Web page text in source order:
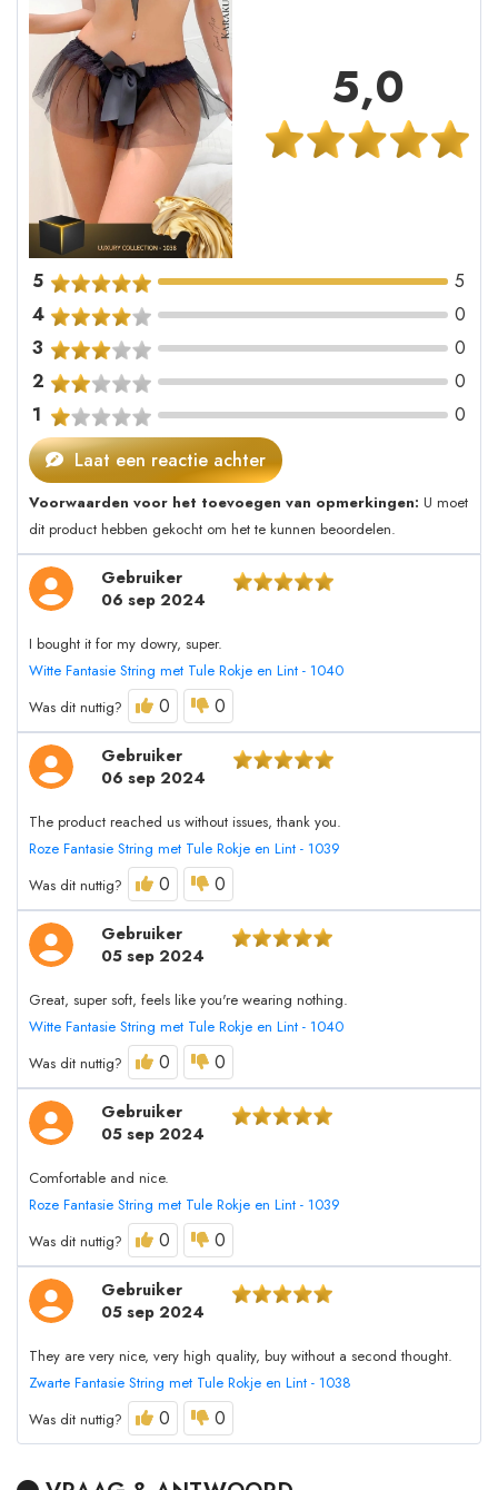
5,0
5
5
4
0
3
0
2
0
1
0
Laat een reactie achter
Voorwaarden voor het toevoegen van opmerkingen: U moet
dit product hebben gekocht om het te kunnen beoordelen.
Gebruiker
06 sep 2024
I bought it for my dowry, super.
Witte Fantasie String met Tule Rokje en Lint - 1040
Was dit nuttig?
0 0
Gebruiker
06 sep 2024
The product reached us without issues, thank you.
Roze Fantasie String met Tule Rokje en Lint - 1039
Was dit nuttig?
0 0
Gebruiker
05 sep 2024
Great, super soft, feels like you're wearing nothing.
Witte Fantasie String met Tule Rokje en Lint - 1040
Was dit nuttig?
0 0
Gebruiker
05 sep 2024
Comfortable and nice.
Roze Fantasie String met Tule Rokje en Lint - 1039
Was dit nuttig?
0 0
Gebruiker
05 sep 2024
They are very nice, very high quality, buy without a second thought.
Zwarte Fantasie String met Tule Rokje en Lint - 1038
Was dit nuttig?
0 0